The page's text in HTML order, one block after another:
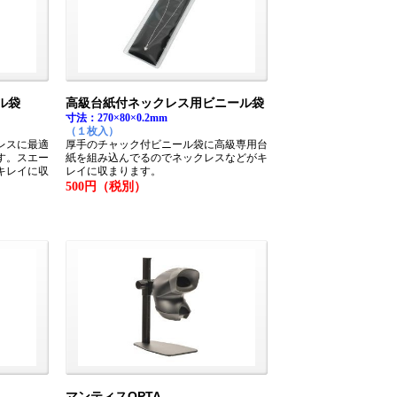
袋
スに最適
。スエー
レイに収
高級台紙付ネックレス用ビニール袋
寸法：270×80×0.2mm
（１枚入）
厚手のチャック付ビニール袋に高級専用台
紙を組み込んでるのでネックレスなどがキ
レイに収まります。
500円（税別）